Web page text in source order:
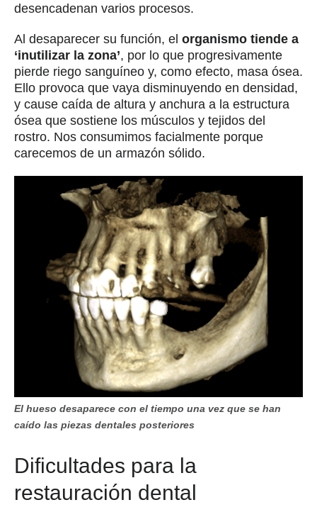
desencadenan varios procesos.
Al desaparecer su función, el organismo tiende a
‘inutilizar la zona’, por lo que progresivamente
pierde riego sanguíneo y, como efecto, masa ósea.
Ello provoca que vaya disminuyendo en densidad,
y cause caída de altura y anchura a la estructura
ósea que sostiene los músculos y tejidos del
rostro. Nos consumimos facialmente porque
carecemos de un armazón sólido.
El hueso desaparece con el tiempo una vez que se han
caído las piezas dentales posteriores
Dificultades para la
restauración dental